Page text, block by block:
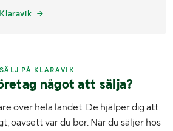
SÄLJ PÅ KLARAVIK
något att sälja?
över hela landet. De hjälper dig att
oavsett var du bor. När du säljer hos